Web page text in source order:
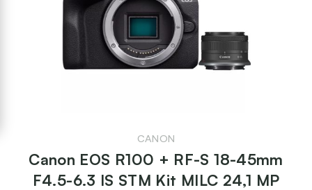
CANON
Canon EOS R100 + RF-S 18-45mm
F4.5-6.3 IS STM Kit MILC 24,1 MP